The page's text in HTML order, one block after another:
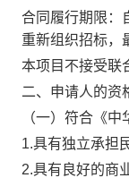
合同履行期限：
重新组织招标，
本项目不接受联
二、 申请人的资
（一）符合《
1.具有独立承担
2.具有良好的商